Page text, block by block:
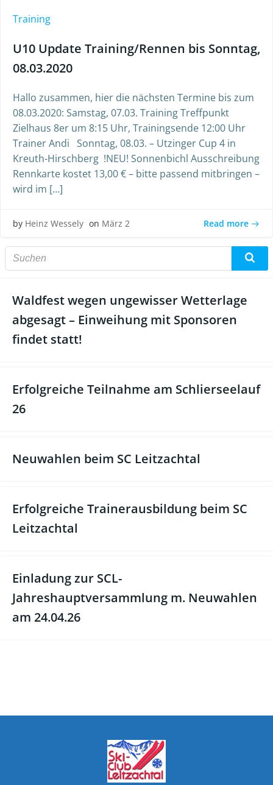
Training
U10 Update Training/Rennen bis Sonntag,
08.03.2020
Hallo zusammen, hier die nächsten Termine bis zum
08.03.2020: Samstag, 07.03. Training Treffpunkt
Zielhaus 8er um 8:15 Uhr, Trainingsende 12:00 Uhr
Trainer Andi Sonntag, 08.03. – Utzinger Cup 4 in
Kreuth-Hirschberg !NEU! Sonnenbichl Ausschreibung
Rennkarte kostet 13,00 € – bitte passend mitbringen –
wird im […]
by Heinz Wessely on März 2 Read more
Waldfest wegen ungewisser Wetterlage
abgesagt – Einweihung mit Sponsoren
findet statt!
Erfolgreiche Teilnahme am Schlierseelauf
26
Neuwahlen beim SC Leitzachtal
Erfolgreiche Trainerausbildung beim SC
Leitzachtal
Einladung zur SCL-
Jahreshauptversammlung m. Neuwahlen
am 24.04.26